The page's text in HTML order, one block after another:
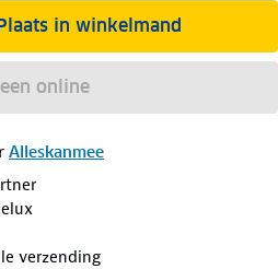
in winkelmand
online
Alleskanmee
verzending